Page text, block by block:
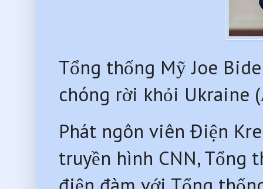
Tổng thống Mỹ Joe
chóng rời khỏi Ukraine
Phát ngôn viên Điện
truyền hình CNN, Tổng